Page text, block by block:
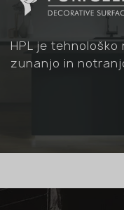
HPL je
zunanjo in